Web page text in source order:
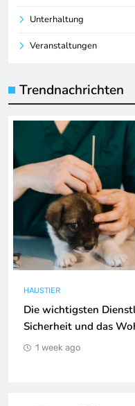
Unterhaltung
Veranstaltungen
Trendnachrichten
HAUSTIER
Die wichtigsten
Sicherheit und das
1 week ago